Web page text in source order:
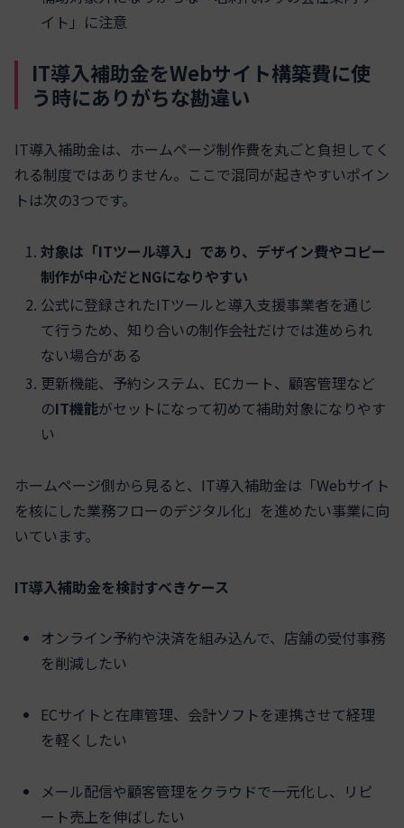
イト」に注意
IT導入補助金をWebサイト構築費に使
う時にありがちな勘違い
IT導入補助金は、ホームページ制作費を丸ごと負担してく
れる制度ではありません。ここで混同が起きやすいポイン
トは次の3つです。
対象は「ITツール導入」であり、デザイン費やコピー
制作が中心だとNGになりやすい
公式に登録されたITツールと導入支援事業者を通じ
て行うため、知り合いの制作会社だけでは進められ
ない場合がある
更新機能、予約システム、ECカート、顧客管理など
のIT機能がセットになって初めて補助対象になりやす
い
ホームページ側から見ると、IT導入補助金は「Webサイト
を核にした業務フローのデジタル化」を進めたい事業に向
いています。
IT導入補助金を検討すべきケース
オンライン予約や決済を組み込んで、店舗の受付事務
を削減したい
ECサイトと在庫管理、会計ソフトを連携させて経理
を軽くしたい
メール配信や顧客管理をクラウドで一元化し、リピ
ート売上を伸ばしたい